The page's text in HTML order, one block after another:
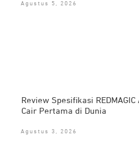
Agustus 5, 2026
Review Spesifikasi
Cair Pertama di Dunia
Agustus 3, 2026